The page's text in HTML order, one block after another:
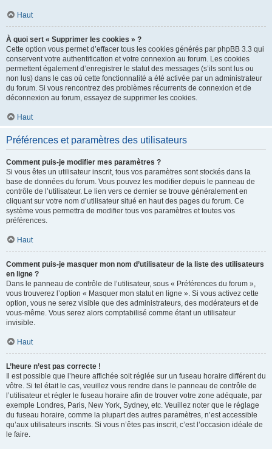
Haut
À quoi sert « Supprimer les cookies » ?
Cette option vous permet d’effacer tous les cookies générés par phpBB 3.3 qui
conservent votre authentification et votre connexion au forum. Les cookies
permettent également d’enregistrer le statut des messages (s’ils sont lus ou
non lus) dans le cas où cette fonctionnalité a été activée par un administrateur
du forum. Si vous rencontrez des problèmes récurrents de connexion et de
déconnexion au forum, essayez de supprimer les cookies.
Haut
Préférences et paramètres des utilisateurs
Comment puis-je modifier mes paramètres ?
Si vous êtes un utilisateur inscrit, tous vos paramètres sont stockés dans la
base de données du forum. Vous pouvez les modifier depuis le panneau de
contrôle de l’utilisateur. Le lien vers ce dernier se trouve généralement en
cliquant sur votre nom d’utilisateur situé en haut des pages du forum. Ce
système vous permettra de modifier tous vos paramètres et toutes vos
préférences.
Haut
Comment puis-je masquer mon nom d’utilisateur de la liste des utilisateurs
en ligne ?
Dans le panneau de contrôle de l’utilisateur, sous « Préférences du forum »,
vous trouverez l’option « Masquer mon statut en ligne ». Si vous activez cette
option, vous ne serez visible que des administrateurs, des modérateurs et de
vous-même. Vous serez alors comptabilisé comme étant un utilisateur
invisible.
Haut
L’heure n’est pas correcte !
Il est possible que l’heure affichée soit réglée sur un fuseau horaire différent du
vôtre. Si tel était le cas, veuillez vous rendre dans le panneau de contrôle de
l’utilisateur et régler le fuseau horaire afin de trouver votre zone adéquate, par
exemple Londres, Paris, New York, Sydney, etc. Veuillez noter que le réglage
du fuseau horaire, comme la plupart des autres paramètres, n’est accessible
qu’aux utilisateurs inscrits. Si vous n’êtes pas inscrit, c’est l’occasion idéale de
le faire.